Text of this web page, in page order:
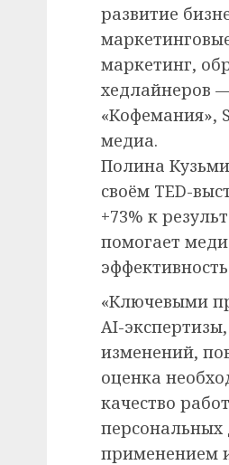
развитие
маркетинг,
хедлайнеров
«Кофемания»,
медиа.
Полина
своём TED-
+73% к
помогает
«Ключевыми
AI-
изменений,
оценка
качество
применением